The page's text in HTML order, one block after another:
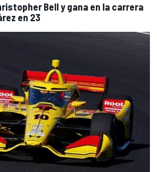
Bell y gana en la carrera
en 23